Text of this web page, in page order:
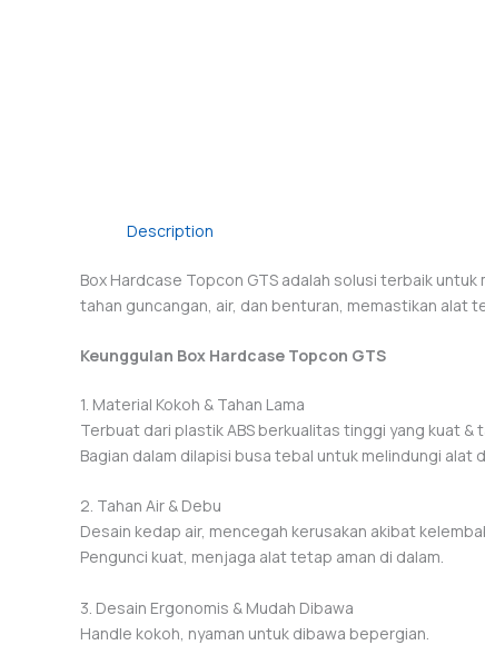
Description
Box Hardcase Topcon GTS adalah solusi terbaik
tahan guncangan, air, dan benturan, memastikan alat
Keunggulan Box Hardcase Topcon GTS
1. Material Kokoh & Tahan Lama
Terbuat dari plastik ABS berkualitas tinggi yang kuat &
Bagian dalam dilapisi busa tebal untuk melindungi alat
2. Tahan Air & Debu
Desain kedap air, mencegah kerusakan akibat
Pengunci kuat, menjaga alat tetap aman di dalam.
3. Desain Ergonomis & Mudah Dibawa
Handle kokoh, nyaman untuk dibawa bepergian.